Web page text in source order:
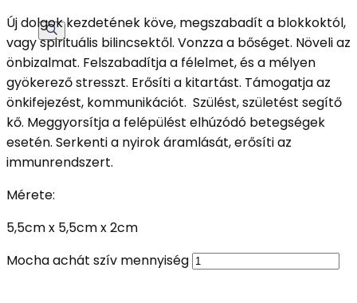
Új dolgok kezdetének köve, megszabadít a blokkoktól,
vagy spirituális bilincsektől. Vonzza a bőséget. Növeli az
önbizalmat. Felszabadítja a félelmet, és a mélyen
gyökerező stresszt. Erősíti a kitartást. Támogatja az
önkifejezést, kommunikációt. Szülést, születést segítő
kő. Meggyorsítja a felépülést elhúzódó betegségek
esetén. Serkenti a nyirok áramlását, erősíti az
immunrendszert.
Mérete:
5,5cm x 5,5cm x 2cm
Mocha achát szív mennyiség